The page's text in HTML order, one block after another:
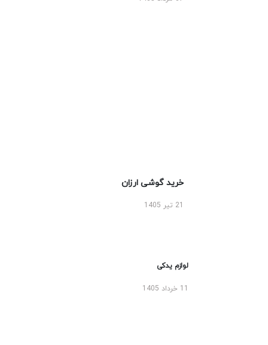
خرید گوشی ارزان
لوازم یدکی